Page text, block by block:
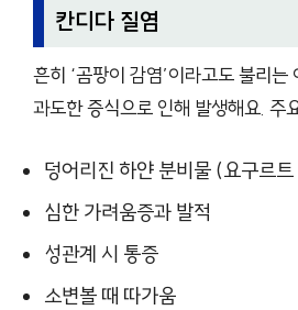
칸디다 질염
흔히 ‘곰팡이 감염’이라고도 불리
과도한 증식으로 인해 발생해요. 주
덩어리진 하얀 분비물 (요구르
심한 가려움증과 발적
성관계 시 통증
소변볼 때 따가움